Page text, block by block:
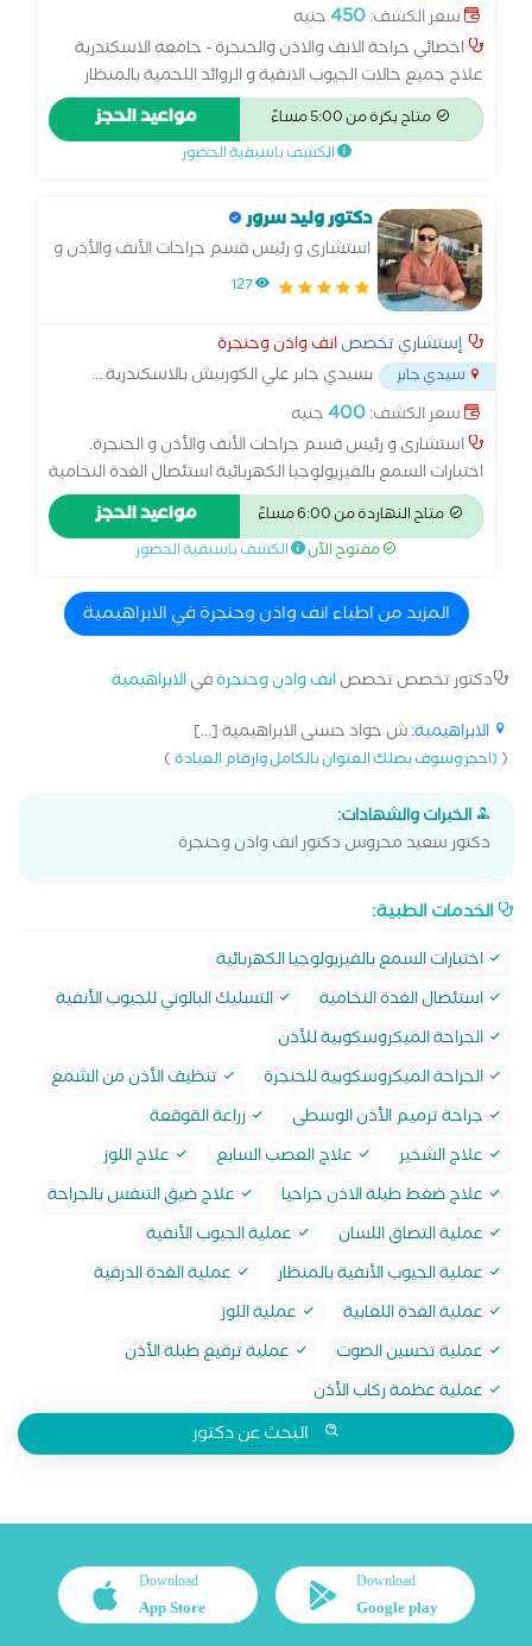
سعر الكشف:450جنيه
اخصائي جراحة الانف والاذن والحنجرة - جامعه الاسكندرية
علاج جميع حالات الجيوب الانفية و الزوائد اللحمية بالمنظار
الجراحي - حالات التشخير المزمن و صعوبة التنفس اثناء النوم
ومنظار الانف والاذن
متاح بكرة من 5:00 مساءً مواعيد الحجز
الكشف باسبقية الحضور
دكتور وليد سرور
استشارى و رئيس قسم جراحات الأنف والأذن و
الحنجرة.
127
إستشاري تخصصانف واذن وحنجرة
سيدي جابر بسيدي جابر علي الكورنيش بالاسكندرية...
سعر الكشف:400جنيه
استشارى و رئيس قسم جراحات الأنف والأذن و الحنجرة.
اختبارات السمع بالفيزيولوجيا الكهربائية استئصال الغدة النخامية
التسليك البالوني للجيوب الأنفية الجراحة الميكروسكوبية للأذن
الجراحة الميكروسكوبية للحنجرة تنظيف الأذن من الشمع جراحة
ترميم الأذن الوسطى زراعة القوقعة علاج الشخير علاج العصب
التنفس بالجراحة عملية التصاق اللسان عملية الجيوب الأنفية
عملية الجيوب الأنفية بالمنظار عملية الغدة الدرقية عملية
الغدة اللعابية عملية اللوز عملية تحسين الصوت عملية ترقيع
طبلة الأذن عملية عظمة ركاب الأذن
متاح النهاردة من 6:00 مساءً مواعيد الحجز
مفتوح الآن الكشف باسبقية الحضور
المزيد من اطباء انف واذن وحنجرة في الابراهيمية
دكتور تخصص تخصصانف واذن وحنجرةفيالابراهيمية
الابراهيمية: ش جواد حسنى الابراهيمية [...]
((احجز وسوف يصلك العنوان بالكامل وارقام العيادة)
الخبرات والشهادات:
دكتور سعيد محروس دكتور انف واذن وحنجرة
الخدمات الطبية:
اختبارات السمع بالفيزيولوجيا الكهربائية
استئصال الغدة النخامية
التسليك البالوني للجيوب الأنفية
الجراحة الميكروسكوبية للأذن
الجراحة الميكروسكوبية للحنجرة
تنظيف الأذن من الشمع
جراحة ترميم الأذن الوسطى
زراعة القوقعة
علاج الشخير
علاج العصب السابع
علاج اللوز
علاج ضغط طبلة الاذن جراحيا
علاج ضيق التنفس بالجراحة
عملية التصاق اللسان
عملية الجيوب الأنفية
عملية الجيوب الأنفية بالمنظار
عملية الغدة الدرقية
عملية الغدة اللعابية
عملية اللوز
عملية تحسين الصوت
عملية ترقيع طبلة الأذن
عملية عظمة ركاب الأذن
البحث عن دكتور
Download
Google play
Download
App Store